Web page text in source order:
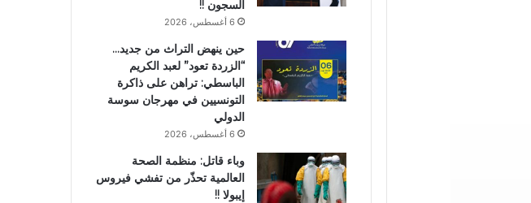
السجون !!
6 أغسطس، 2026
حين ينهض التراث من جديد…
“الزردة تعود” لعبد الكريم
الباسطي: تراهن على ذاكرة
التونسيين في مهرجان سوسة
الدولي
6 أغسطس، 2026
وباء قاتل: منظمة الصحة
العالمية تحذّر من تفشي فيروس
إيبولا !!